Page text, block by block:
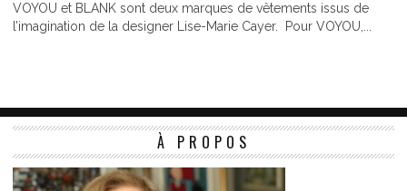
VOYOU et BLANK sont deux marques de vêtements issus de
l’imagination de la designer Lise-Marie Cayer. Pour VOYOU,...
À PROPOS